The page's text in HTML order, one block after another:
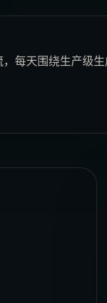
每天围绕生产级